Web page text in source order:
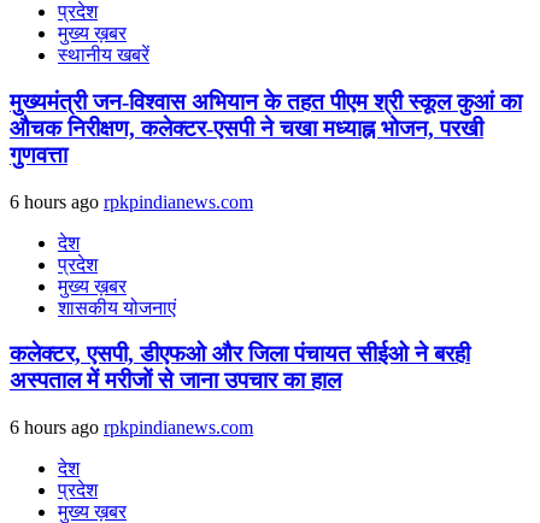
प्रदेश
मुख्य ख़बर
स्थानीय खबरें
मुख्यमंत्री जन-विश्वास अभियान के तहत पीएम श्री स्कूल कुआं का
औचक निरीक्षण, कलेक्टर-एसपी ने चखा मध्याह्न भोजन, परखी
गुणवत्ता
6 hours ago rpkpindianews.com
देश
प्रदेश
मुख्य ख़बर
शासकीय योजनाएं
कलेक्टर, एसपी, डीएफओ और जिला पंचायत सीईओ ने बरही
अस्पताल में मरीजों से जाना उपचार का हाल
6 hours ago rpkpindianews.com
देश
प्रदेश
मुख्य ख़बर